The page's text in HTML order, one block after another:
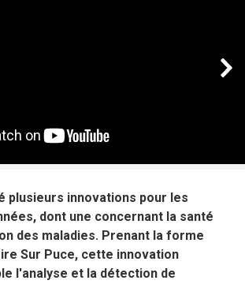
plusieurs innovations pour les
dont une concernant la santé
des maladies. Prenant la forme
Sur Puce, cette innovation
l'analyse et la détection de